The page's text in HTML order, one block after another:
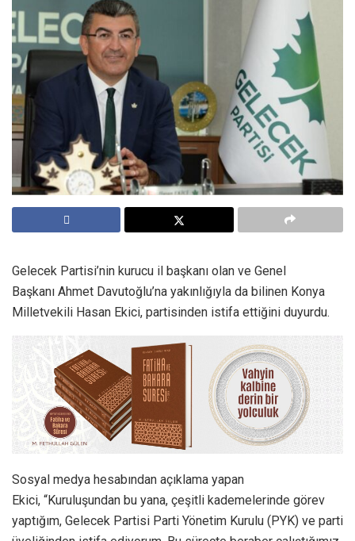
Gelecek Partisi’nin kurucu il başkanı olan ve Genel
Başkanı Ahmet Davutoğlu’na yakınlığıyla da bilinen Konya
Milletvekili Hasan Ekici, partisinden istifa ettiğini duyurdu.
Sosyal medya hesabından açıklama yapan
Ekici, “Kuruluşundan bu yana, çeşitli kademelerinde görev
yaptığım, Gelecek Partisi Parti Yönetim Kurulu (PYK) ve parti